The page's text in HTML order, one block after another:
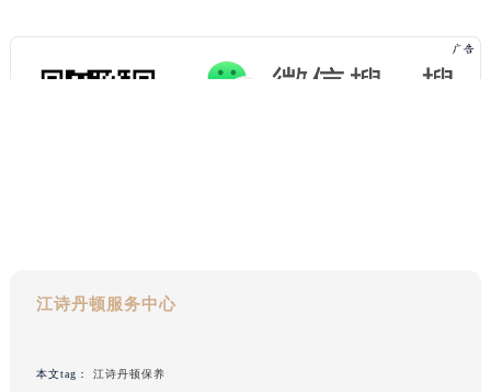
江诗丹顿服务中心
本文tag： 江诗丹顿保养